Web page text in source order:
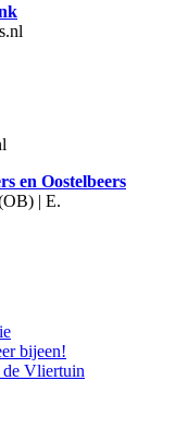
en Oostelbeers
| E.
bijeen!
de Vliertuin